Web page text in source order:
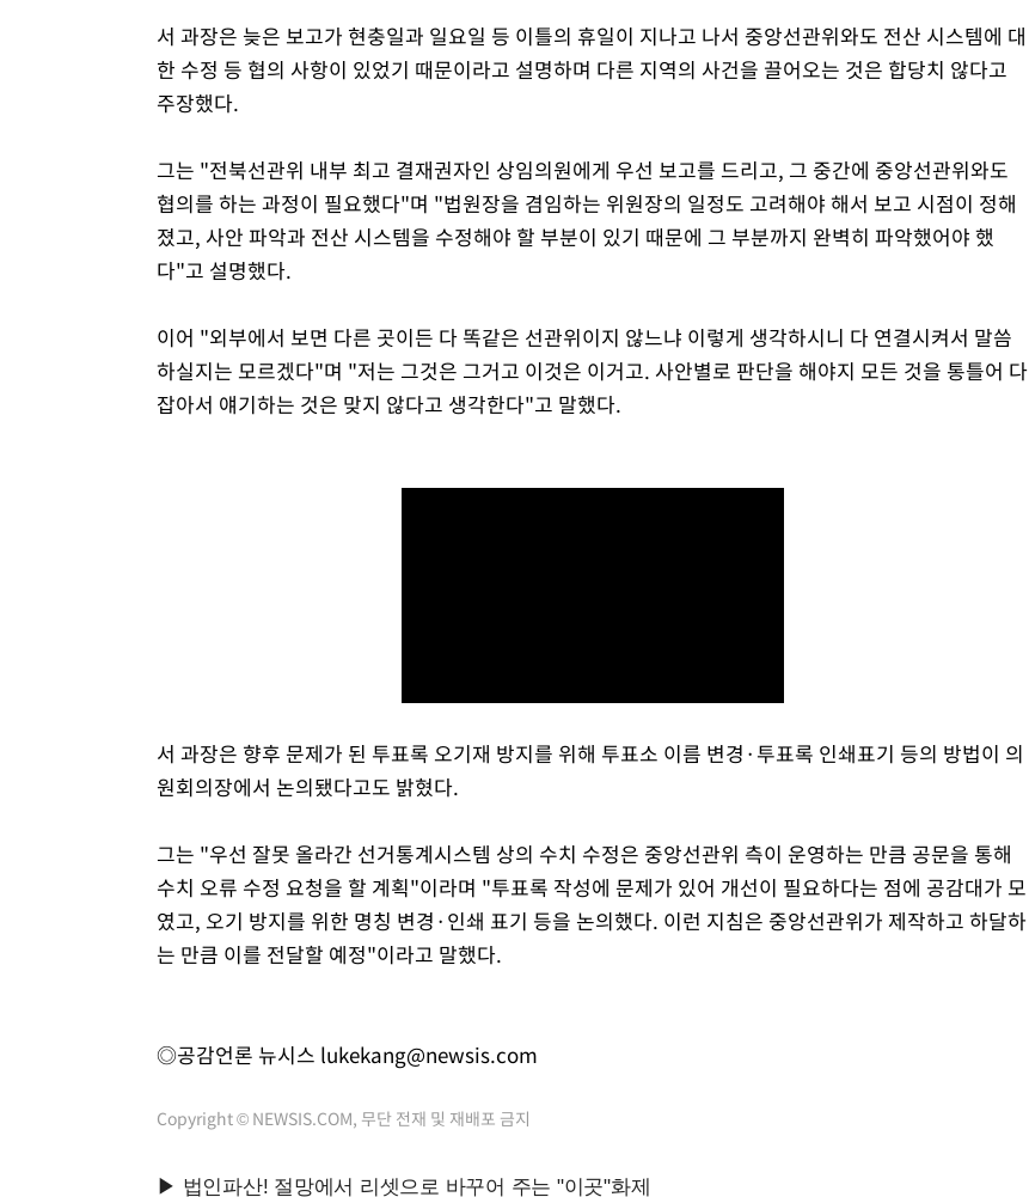
서 과장은 늦은 보고가 현충일과 일요일 등 이틀의 휴일이 지나고 나서 중앙선관위와도 전산 시스템에 대
한 수정 등 협의 사항이 있었기 때문이라고 설명하며 다른 지역의 사건을 끌어오는 것은 합당치 않다고
주장했다.
그는 "전북선관위 내부 최고 결재권자인 상임의원에게 우선 보고를 드리고, 그 중간에 중앙선관위와도
협의를 하는 과정이 필요했다"며 "법원장을 겸임하는 위원장의 일정도 고려해야 해서 보고 시점이 정해
졌고, 사안 파악과 전산 시스템을 수정해야 할 부분이 있기 때문에 그 부분까지 완벽히 파악했어야 했
다"고 설명했다.
이어 "외부에서 보면 다른 곳이든 다 똑같은 선관위이지 않느냐 이렇게 생각하시니 다 연결시켜서 말씀
하실지는 모르겠다"며 "저는 그것은 그거고 이것은 이거고. 사안별로 판단을 해야지 모든 것을 통틀어 다
잡아서 얘기하는 것은 맞지 않다고 생각한다"고 말했다.
서 과장은 향후 문제가 된 투표록 오기재 방지를 위해 투표소 이름 변경·투표록 인쇄표기 등의 방법이 의
원회의장에서 논의됐다고도 밝혔다.
그는 "우선 잘못 올라간 선거통계시스템 상의 수치 수정은 중앙선관위 측이 운영하는 만큼 공문을 통해
수치 오류 수정 요청을 할 계획"이라며 "투표록 작성에 문제가 있어 개선이 필요하다는 점에 공감대가 모
였고, 오기 방지를 위한 명칭 변경·인쇄 표기 등을 논의했다. 이런 지침은 중앙선관위가 제작하고 하달하
는 만큼 이를 전달할 예정"이라고 말했다.
◎공감언론 뉴시스 lukekang@newsis.com
Copyright © NEWSIS.COM, 무단 전재 및 재배포 금지